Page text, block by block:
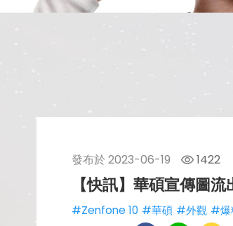
發布於 2023-06-19 1422
【快訊】華碩宣傳圖
#Zenfone 10 #華碩 #外觀 #爆